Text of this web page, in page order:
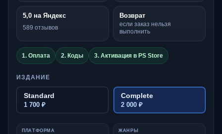
5,0 на Яндекс
589 отзывов
Возврат
если заказ нельзя
выполнить
1. Оплата 2. Коды 3. Активация в PS Store
ИЗДАНИЕ
Standard
1 700 ₽
Complete
2 000 ₽
ПЛАТФОРМА ЖАНРЫ